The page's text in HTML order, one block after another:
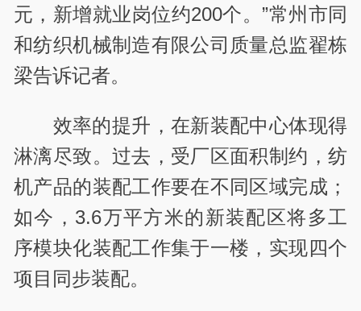
元，新增就业岗位约200个。”常州市同
和纺织机械制造有限公司质量总监翟栋
梁告诉记者。
效率的提升，在新装配中心体现得
淋漓尽致。过去，受厂区面积制约，纺
机产品的装配工作要在不同区域完成；
如今，3.6万平方米的新装配区将多工
序模块化装配工作集于一楼，实现四个
项目同步装配。